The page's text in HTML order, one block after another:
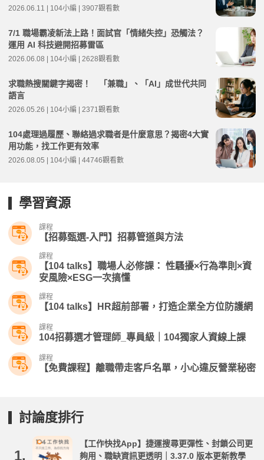
2026.06.11 | 104小編 | 3907觀看數
7/1 職場霸凌新法上路！面試官「情緒失控」恐觸法？
運用 AI 科技避開招募雷區
2026.06.08 | 104小編 | 2628觀看數
求職熱搜關鍵字揭密！ 「兼職」、「AI」成世代共同
語言
2026.05.26 | 104小編 | 2371觀看數
104處理過履歷、聯絡過求職者是什麼意思？揭密4大實
用功能，找工作更有效率
2026.08.05 | 104小編 | 44746觀看數
學習資源
課程
【招募甄選-入門】招募管道與方法
課程
【104 talks】職場人必修課： 性騷擾×行為準則×資
安風險×ESG一次搞懂
課程
【104 talks】HR超前部署，打造企業全方位防護網
課程
104招募選才管理師_專員級｜104獨家人資線上課
課程
【免費課程】離職帶走客戶名單，小心違反營業秘密
討論度排行
1.
【工作快找App】捷運搜尋更彈性、封鎖公司更
夠用、職缺資訊更透明｜3.37.0 版本更新教學